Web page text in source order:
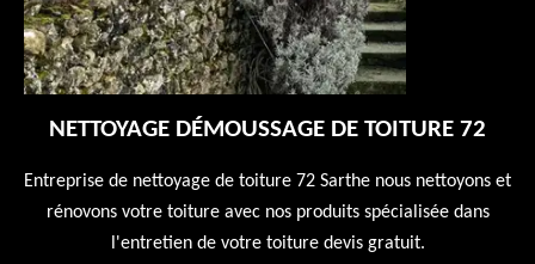
NETTOYAGE DÉMOUSSAGE DE TOITURE 72
Entreprise de nettoyage de toiture 72 Sarthe nous nettoyons et
rénovons votre toiture avec nos produits spécialisée dans
l'entretien de votre toiture devis gratuit.